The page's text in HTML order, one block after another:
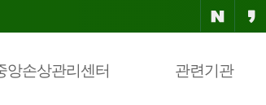
앙손상관리센터 관련기관